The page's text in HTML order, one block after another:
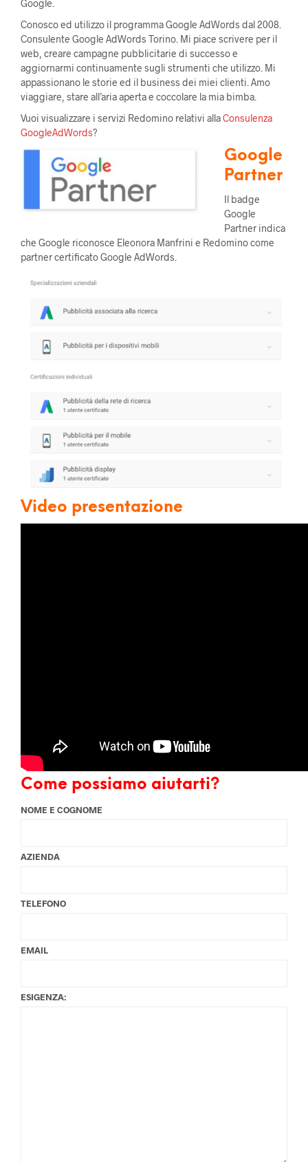
Google.
Conosco ed utilizzo il programma Google AdWords dal 2008.
Consulente Google AdWords Torino. Mi piace scrivere per il
web, creare campagne pubblicitarie di successo e
aggiornarmi continuamente sugli strumenti che utilizzo. Mi
appassionano le storie ed il business dei miei clienti. Amo
viaggiare, stare all’aria aperta e coccolare la mia bimba.
Vuoi visualizzare i servizi Redomino relativi allaConsulenza
GoogleAdWords?
Google
Partner
Il badge
Google
Partner indica
che Google riconosce Eleonora Manfrini e Redomino come
partner certificato Google AdWords.
Video presentazione
Come possiamo aiutarti?
NOME E COGNOME
AZIENDA
TELEFONO
EMAIL
ESIGENZA: